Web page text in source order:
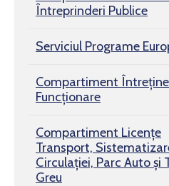
Întreprinderi Publice
Serviciul Programe
Compartiment
Funcționare
Compartiment Licențe
Transport,
Circulației, Parc Auto și
Greu